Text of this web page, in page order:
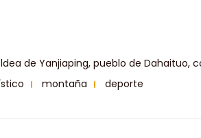
de Yanjiaping, pueblo de Dahaituo,
montaña deporte